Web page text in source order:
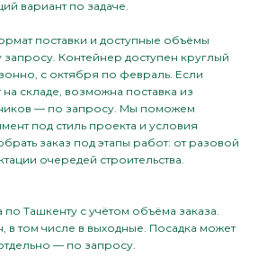
вариант по задаче.
поставки и доступные объёмы
Контейнер доступен круглый
с октября по февраль. Если
складе, возможна поставка из
— по запросу. Мы поможем
под стиль проекта и условия
заказ под этапы работ: от разовой
очередей строительства.
по Ташкенту с учётом объёма заказа.
в том числе в выходные. Посадка может
— по запросу.